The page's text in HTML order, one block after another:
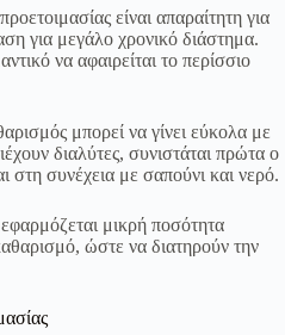
είναι απαραίτητη για
για μεγάλο χρονικό διάστημα.
να αφαιρείται το περίσσιο
μπορεί να γίνει εύκολα με
διαλύτες, συνιστάται πρώτα ο
στη συνέχεια με σαπούνι και νερό.
μικρή ποσότητα
ώστε να διατηρούν την